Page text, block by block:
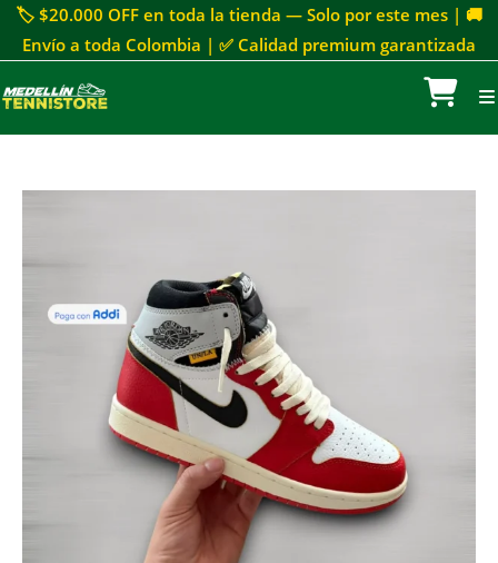
🏷 $20.000 OFF en toda la tienda — Solo por este mes | 🚚
Envío a toda Colombia | ✅ Calidad premium garantizada